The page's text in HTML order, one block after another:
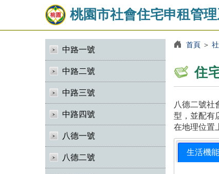
桃園市社會住宅申租管
中路一號
中路二號
中路三號
中路四號
八德一號
八德二號
首頁＞
住
八德二號社
型，並配有
在地理位置
生活機